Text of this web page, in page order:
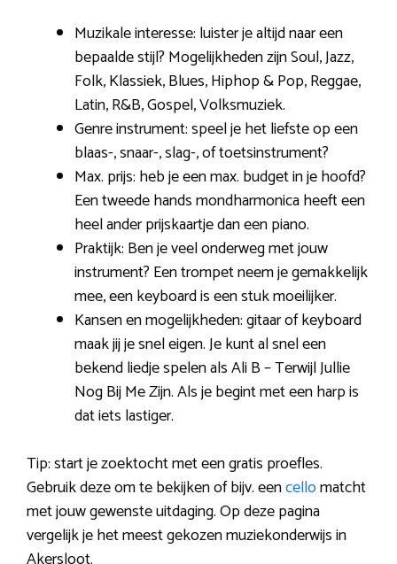
Muzikale interesse: luister je altijd naar een
bepaalde stijl? Mogelijkheden zijn Soul, Jazz,
Folk, Klassiek, Blues, Hiphop & Pop, Reggae,
Latin, R&B, Gospel, Volksmuziek.
Genre instrument: speel je het liefste op een
blaas-, snaar-, slag-, of toetsinstrument?
Max. prijs: heb je een max. budget in je hoofd?
Een tweede hands mondharmonica heeft een
heel ander prijskaartje dan een piano.
Praktijk: Ben je veel onderweg met jouw
instrument? Een trompet neem je gemakkelijk
mee, een keyboard is een stuk moeilijker.
Kansen en mogelijkheden: gitaar of keyboard
maak jij je snel eigen. Je kunt al snel een
bekend liedje spelen als Ali B – Terwijl Jullie
Nog Bij Me Zijn. Als je begint met een harp is
dat iets lastiger.
Tip: start je zoektocht met een gratis proefles.
Gebruik deze om te bekijken of bijv. eencellomatcht
met jouw gewenste uitdaging. Op deze pagina
vergelijk je het meest gekozen muziekonderwijs in